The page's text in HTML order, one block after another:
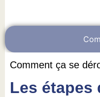
Comment ça se
Les étapes